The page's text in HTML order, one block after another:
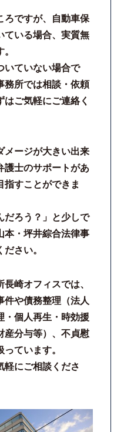
ろですが、自動車保
ている場合、実質無
いていない場合で
務所では相談・依頼
ご気軽にご連絡く
メージが大きい出来
護士のサポートがあ
指すことができま
だろう？」と少しで
本・坪井綜合法律事
さい。
崎オフィスでは、
件や債務整理（法人
・個人再生・時効援
産分与等）、不貞慰
ています。
軽にご相談くださ